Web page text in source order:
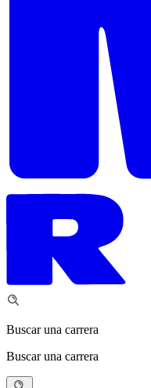
Buscar una carrera
Buscar una carrera